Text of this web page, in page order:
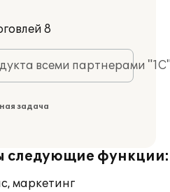
8
всеми партнерами
задача
следующие функции:
маркетинг